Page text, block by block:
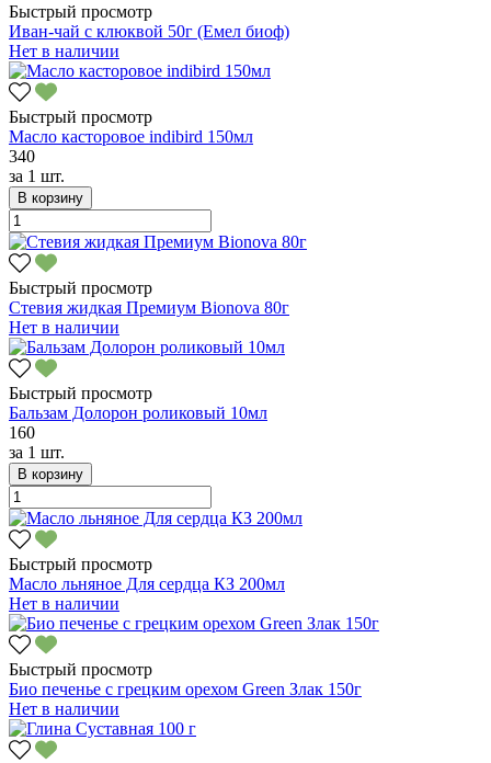
Быстрый просмотр
Иван-чай с клюквой 50г (Емел биоф)
Нет в наличии
Быстрый просмотр
Масло касторовое indibird 150мл
340
за 1 шт.
В корзину
Быстрый просмотр
Стевия жидкая Премиум Bionova 80г
Нет в наличии
Быстрый просмотр
Бальзам Долорон роликовый 10мл
160
за 1 шт.
В корзину
Быстрый просмотр
Масло льняное Для сердца КЗ 200мл
Нет в наличии
Быстрый просмотр
Био печенье с грецким орехом Green Злак 150г
Нет в наличии